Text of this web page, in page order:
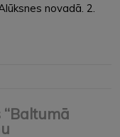
novadā. 2.